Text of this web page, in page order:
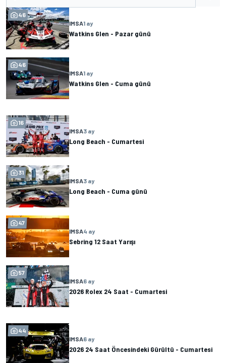
46
IMSA1 ay
Watkins Glen - Pazar günü
46
IMSA1 ay
Watkins Glen - Cuma günü
16
IMSA3 ay
Long Beach - Cumartesi
31
IMSA3 ay
Long Beach - Cuma günü
47
IMSA4 ay
Sebring 12 Saat Yarışı
57
IMSA6 ay
2026 Rolex 24 Saat - Cumartesi
44
IMSA6 ay
2026 24 Saat Öncesindeki Gürültü - Cumartesi